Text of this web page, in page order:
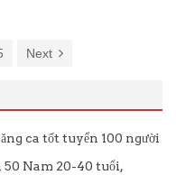
Next
ca tốt tuyển 100 người
Nam 20-40 tuổi,